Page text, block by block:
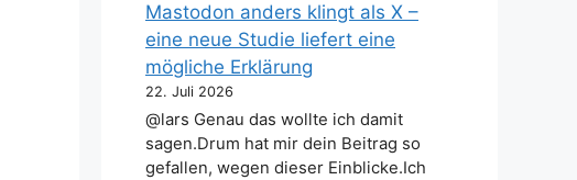
Mastodon anders klingt als X –
eine neue Studie liefert eine
mögliche Erklärung
22. Juli 2026
@lars Genau das wollte ich damit
sagen.Drum hat mir dein Beitrag so
gefallen, wegen dieser Einblicke.Ich